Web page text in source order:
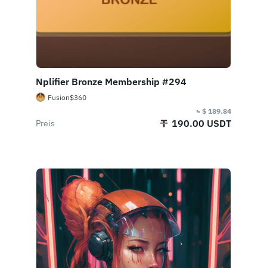
Nplifier Bronze Membership #294
Fusion$360
≈ $ 189.84
Preis 190.00 USDT